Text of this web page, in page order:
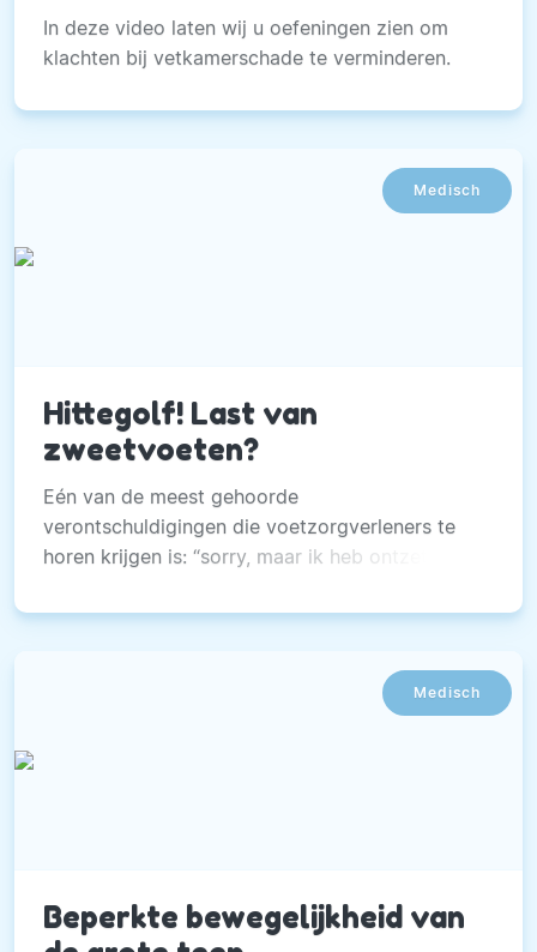
In deze video laten wij u oefeningen zien om
klachten bij vetkamerschade te verminderen.
Medisch
Hittegolf! Last van
zweetvoeten?
Eén van de meest gehoorde
verontschuldigingen die voetzorgverleners te
horen krijgen is: “sorry, maar ik heb ontzettend
Medisch
Beperkte bewegelijkheid van